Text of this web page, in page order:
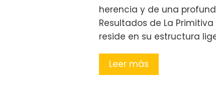
herencia y de una
Resultados de La
reside en su estructura
Leer más